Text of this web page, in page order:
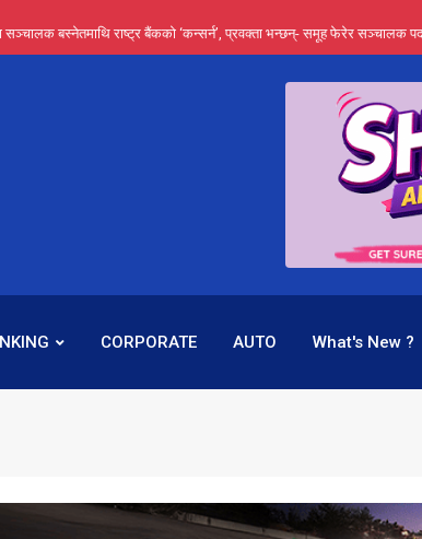
बस्नेतमाथि राष्ट्र बैंकको ‘कन्सर्न’, प्रवक्ता भन्छन्- समूह फेरेर सञ्चालक
सेञ्चुरीबाट आएका कर्मचारीमाथि हदैसम्मको विभेदः एउटै पदमा दुई थरि तलब, वर्षमै
कमाइमा गरिमाको दमदार छलाङ, सेयरधनीलाई २० प्रतिशत लाभांश दिने क्षमता
बैंकमा रमिता : सर्वसाधारणबाट छिरेका बस्नेत संस्थापक बनेर निरन्तर, राष्ट्र बैंक
CORPORATE AUTO What's New ?